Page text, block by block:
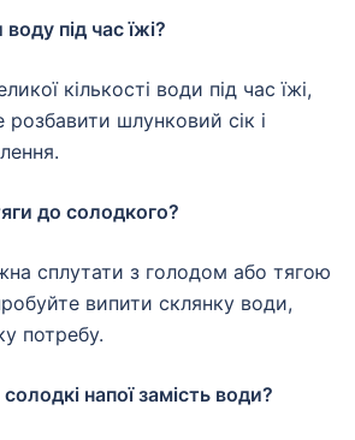
під час їжі?
кількості води під час їжі,
шлунковий сік і
до солодкого?
сплутати з голодом або тягою
випити склянку води,
потребу.
напої замість води?